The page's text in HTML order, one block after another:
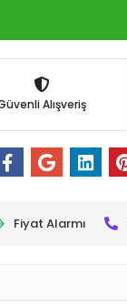
Alışveriş
Fiyat Alarmı